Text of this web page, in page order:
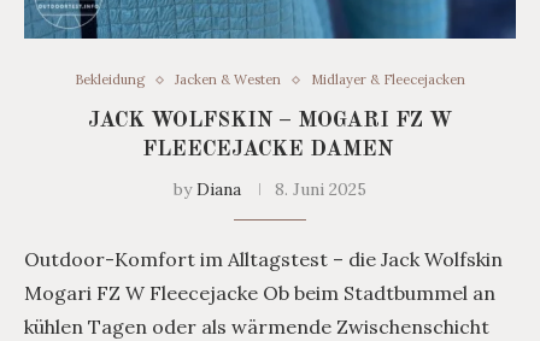
Bekleidung Jacken & Westen Midlayer & Fleecejacken
JACK WOLFSKIN – MOGARI FZ W
FLEECEJACKE DAMEN
byDiana 8. Juni 2025
Outdoor-Komfort im Alltagstest – die Jack Wolfskin
Mogari FZ W Fleecejacke Ob beim Stadtbummel an
kühlen Tagen oder als wärmende Zwischenschicht